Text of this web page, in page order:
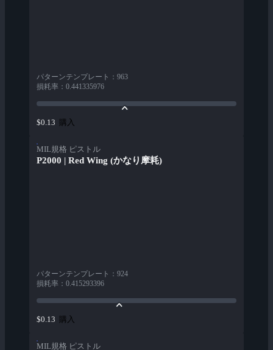
パターンテンプレート ： 963
損耗率 ： 0.441335976
$0.13 購入
MIL規格 ピストル
P2000 | Red Wing (かなり摩耗)
パターンテンプレート ： 924
損耗率 ： 0.415293396
$0.13 購入
MIL規格 ピストル